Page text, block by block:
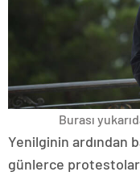
Burası
Yenilginin ardından
günlerce protestolar